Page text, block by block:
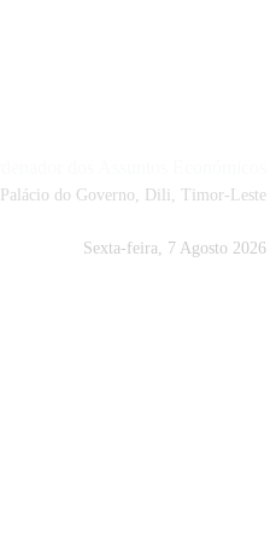
Palácio do Governo, Dili, Timor-Leste
Sexta-feira, 7 Agosto 2026